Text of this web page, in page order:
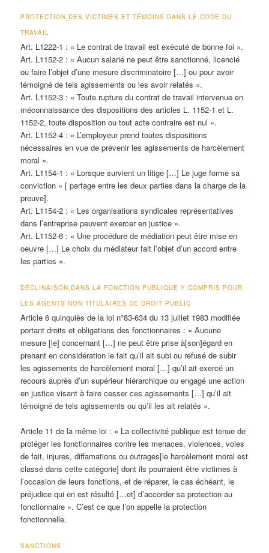
PROTECTION DES VICTIMES ET TÉMOINS DANS LE CODE DU
TRAVAIL
Art. L1222-1 : « Le contrat de travail est exécuté de bonne foi ».
Art. L1152-2 : « Aucun salarié ne peut être sanctionné, licencié
ou faire l’objet d’une mesure discriminatoire […] ou pour avoir
témoigné de tels agissements ou les avoir relatés ».
Art. L1152-3 : « Toute rupture du contrat de travail intervenueen
méconnaissance des dispositions des articles L. 1152-1 et L.
1152-2, toute disposition ou tout acte contraire est nul ».
Art. L1152-4 : « L’employeur prend toutes dispositions
nécessaires en vue deprévenirles agissements de harcèlement
moral ».
Art. L1154-1 : « Lorsque survient un litige […] Le juge forme sa
conviction » [ partage entre les deux parties dans la charge de la
preuve].
Art. L1154-2 : « Les organisations syndicales représentatives
dans l’entreprisepeuvent exercer en justice ».
Art. L1152-6 : « Une procédure de médiationpeut être mise en
oeuvre […] Le choix du médiateur fait l’objet d’unaccord entre
les parties ».
DÉCLINAISON DANS LA FONCTION PUBLIQUE Y COMPRIS POUR
LES AGENTS NON TITULAIRES DE DROIT PUBLIC
Article 6 quinquiès de la loi n°83-634 du 13 juillet 1983 modifiée
portant droits et obligations des fonctionnaires : « Aucune
mesure [le] concernant […] ne peut être prise à[son]égard en
prenant en considération le fait qu’il aitsubi ou refusé de subir
les agissements de harcèlement moral […] qu’il aitexercé un
recours auprès d’un supérieur hiérarchique ouengagé une action
en justice visant à faire cesser ces agissements […] qu’il ait
témoigné de tels agissements ou qu’il les ait relatés ».
Article 11 de la même loi : « La collectivité publique esttenue de
protégerles fonctionnaires contre les menaces, violences, voies
de fait, injures, diffamations ou outrages[le harcèlement moral est
classé dans cette catégorie] dont ils pourraient être victimes à
l’occasion de leurs fonctions, et de réparer, le cas échéant, le
préjudice qui en est résulté […et]d’accordersa protection au
fonctionnaire ». C’est ce que l’on appelle la protection
fonctionnelle.
SANCTIONS